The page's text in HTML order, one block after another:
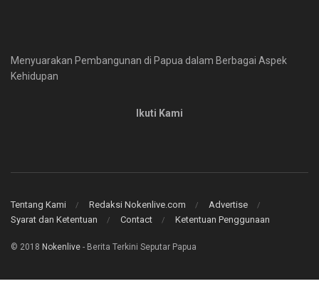
Menyuarakan Pembangunan di Papua dalam Berbagai Aspek
Kehidupan
Ikuti Kami
Tentang Kami Redaksi Nokenlive.com
Advertise
Syarat dan Ketentuan
Contact Ketentuan Penggunaan
© 2018 Nokenlive - Berita Terkini Seputar Papua